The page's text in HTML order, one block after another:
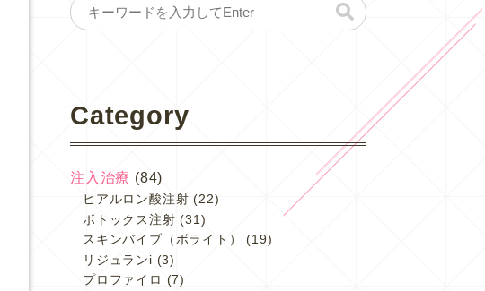
Category
注入治療 (84)
ヒアルロン酸注射 (22)
ボトックス注射 (31)
スキンバイブ（ボライト）
(19)
リジュランi (3)
プロファイロ (7)